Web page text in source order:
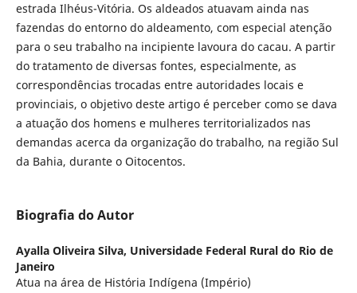
estrada Ilhéus-Vitória. Os aldeados atuavam ainda nas
fazendas do entorno do aldeamento, com especial atenção
para o seu trabalho na incipiente lavoura do cacau. A partir
do tratamento de diversas fontes, especialmente, as
correspondências trocadas entre autoridades locais e
provinciais, o objetivo deste artigo é perceber como se dava
a atuação dos homens e mulheres territorializados nas
demandas acerca da organização do trabalho, na região Sul
da Bahia, durante o Oitocentos.
Biografia do Autor
Ayalla Oliveira Silva, Universidade Federal Rural do Rio de
Janeiro
Atua na área de História Indígena (Império)